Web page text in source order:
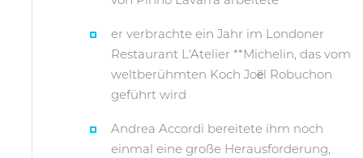
er verbrachte ein Jahr im Londoner
Restaurant L'Atelier **Michelin, das vom
weltberühmten Koch Joël Robuchon
geführt wird
Andrea Accordi bereitete ihm noch
einmal eine große Herausforderung,